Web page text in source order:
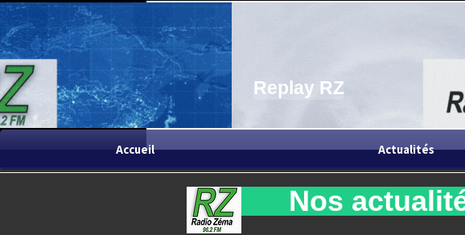
Replay RZ
Accueil Actualités
Nos